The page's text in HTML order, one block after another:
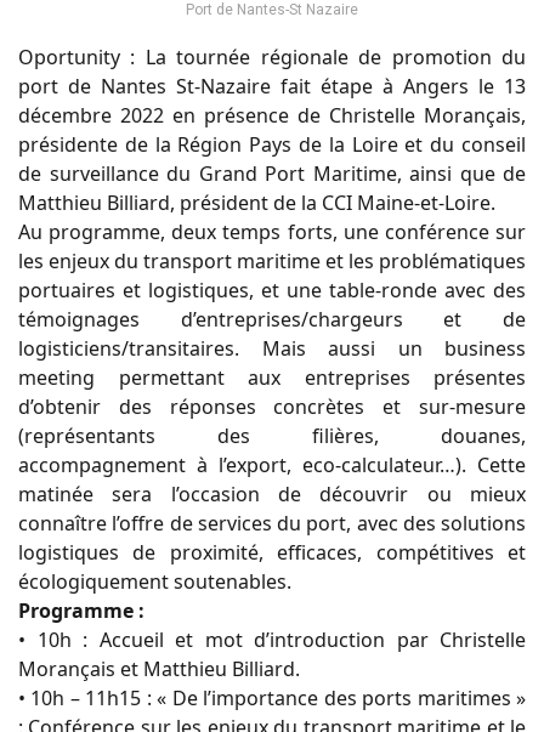
Port de Nantes-St Nazaire
Oportunity : La tournée régionale de promotion du
port de Nantes St-Nazaire fait étape à Angers le 13
décembre 2022 en présence de Christelle Morançais,
présidente de la Région Pays de la Loire et du conseil
de surveillance du Grand Port Maritime, ainsi que de
Matthieu Billiard, président de la CCI Maine-et-Loire.
Au programme, deux temps forts, une conférence sur
les enjeux du transport maritime et les problématiques
portuaires et logistiques, et une table-ronde avec des
témoignages d’entreprises/chargeurs et de
logisticiens/transitaires. Mais aussi un business
meeting permettant aux entreprises présentes
d’obtenir des réponses concrètes et sur-mesure
(représentants des filières, douanes,
accompagnement à l’export, eco-calculateur…). Cette
matinée sera l’occasion de découvrir ou mieux
connaître l’offre de services du port, avec des solutions
logistiques de proximité, efficaces, compétitives et
écologiquement soutenables.
Programme :
• 10h : Accueil et mot d’introduction par Christelle
Morançais et Matthieu Billiard.
• 10h – 11h15 : « De l’importance des ports maritimes »